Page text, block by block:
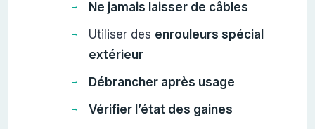
Ne jamais laisser de câbles
Utiliser des enrouleurs spécial
extérieur
Débrancher après usage
Vérifier l’état des gaines